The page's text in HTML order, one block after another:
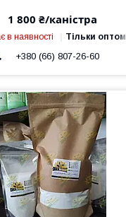
1 800 ₴/каністра
в наявності Тільки оптом
+380 (66) 807-26-60